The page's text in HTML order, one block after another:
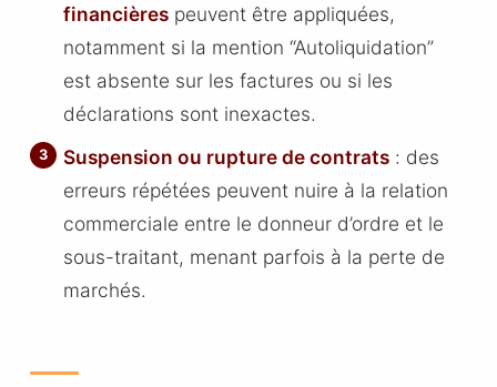
financières peuvent être appliquées,
notamment si la mention “Autoliquidation”
est absente sur les factures ou si les
déclarations sont inexactes.
Suspension ou rupture de contrats : des
erreurs répétées peuvent nuire à la relation
commerciale entre le donneur d’ordre et le
sous-traitant, menant parfois à la perte de
marchés.